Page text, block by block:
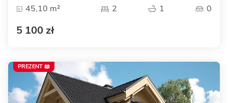
45,10 m²
2 1 0
5 100 zł
PREZENT 📖